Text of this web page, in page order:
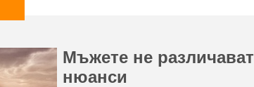
Мъжете не различават
нюанси